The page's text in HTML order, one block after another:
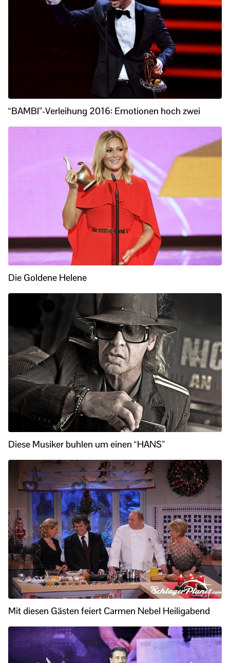
“BAMBI”-Verleihung 2016: Emotionen hoch zwei
Die Goldene Helene
Diese Musiker buhlen um einen “HANS”
Mit diesen Gästen feiert Carmen Nebel Heiligabend